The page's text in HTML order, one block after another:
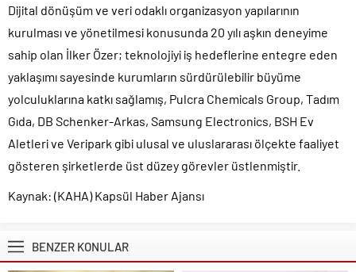
Dijital dönüşüm ve veri odaklı organizasyon yapılarının
kurulması ve yönetilmesi konusunda 20 yılı aşkın deneyime
sahip olan İlker Özer; teknolojiyi iş hedeflerine entegre eden
yaklaşımı sayesinde kurumların sürdürülebilir büyüme
yolculuklarına katkı sağlamış, Pulcra Chemicals Group, Tadım
Gıda, DB Schenker-Arkas, Samsung Electronics, BSH Ev
Aletleri ve Veripark gibi ulusal ve uluslararası ölçekte faaliyet
gösteren şirketlerde üst düzey görevler üstlenmiştir.
Kaynak: (KAHA) Kapsül Haber Ajansı
BENZER KONULAR